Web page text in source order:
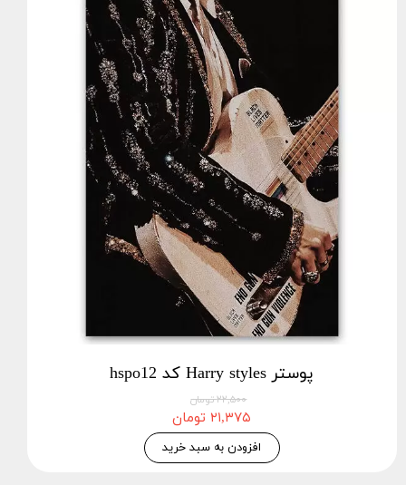
پوستر Harry styles کد hspo12
۲۲,۵۰۰ تومان
۲۱,۳۷۵ تومان
افزودن به سبد خرید